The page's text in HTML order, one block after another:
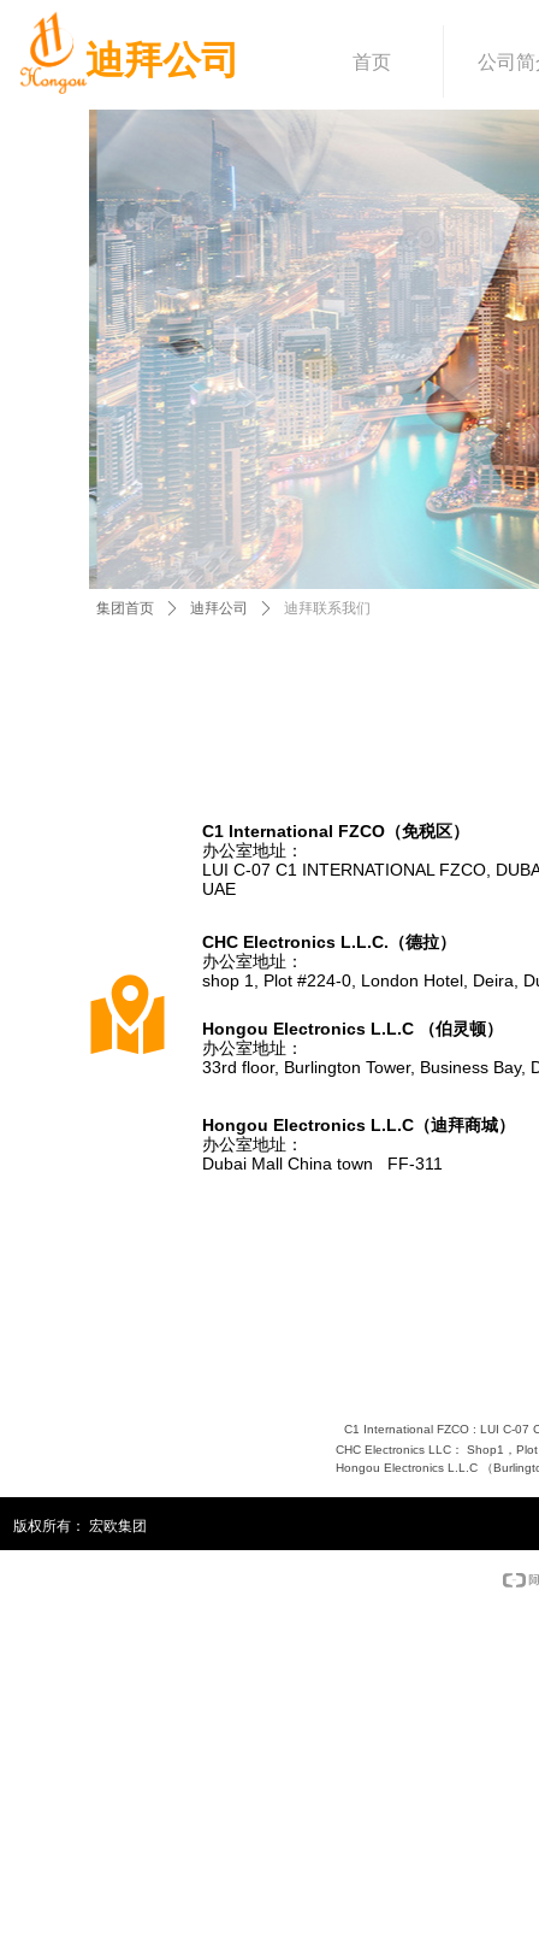
迪拜公司 首页 公司简
낕
C1 lnternational FZCO（免税区）
办公室地址：
LUI C-07 C1 INTERNATIONAL FZCO,
UAE
CHC Electronics L.L.C.（德拉）
办公室地址：
shop 1, Plot #224-0, London Hotel, Deira,
Hongou Electronics L.L.C （伯灵顿）
办公室地址：
33rd floor, Burlington Tower, Business Bay,
Hongou Electronics L.L.C（迪拜商城）
办公室地址：
Dubai Mall China town FF-311
C1 International FZCO : LUI C-07
集团首页 ꄲ 迪拜公司 ꄲ 迪拜联系我们
CHC Electronics LLC： Shop1，
Hongou Electronics L.L.C （
版权所有： 宏欧集团